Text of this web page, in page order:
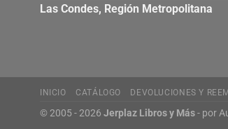
Las Condes, Región Metropolitana
INICIO CATÁLOGO DEVOLUCIONES Y
© 2005 - 2026 Jerplaz Libros y Más- por